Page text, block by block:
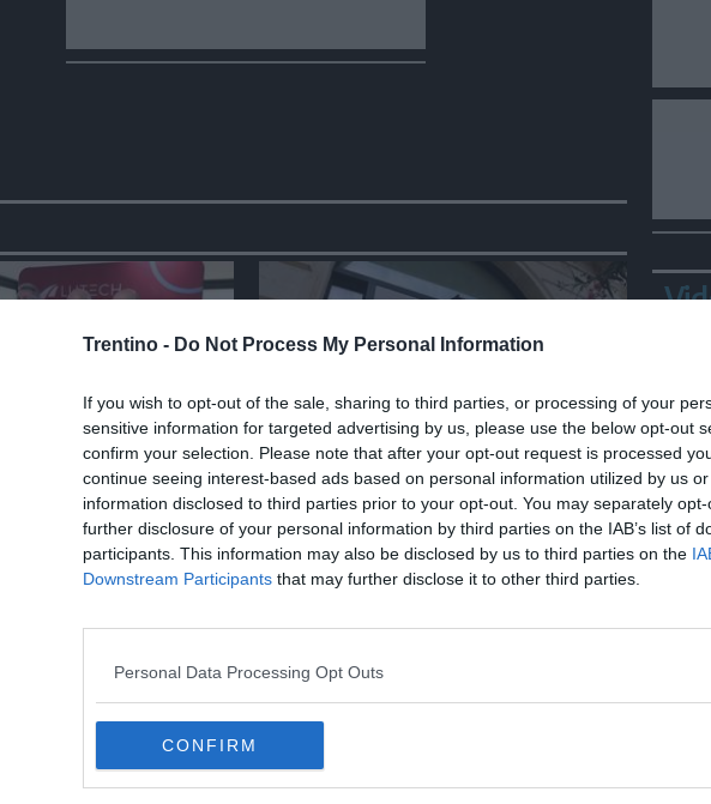
Trentino - Do Not Process My Personal Information
If you wish to opt-out of the sale, sharing to third parties, or processing of your
sensitive information for targeted advertising by us, please use the below opt-out
confirm your selection. Please note that after your opt-out request is processed
continue seeing interest-based ads based on personal information utilized by us
information disclosed to third parties prior to your opt-out. You may separately
further disclosure of your personal information by third parties on the IAB’s list of
participants. This information may also be disclosed by us to third parties on the
Downstream Participants that may further disclose it to other third parties.
Personal Data Processing Opt Outs
CONFIRM
a Napoli il nuovo
Hub
ECONOMIA
Simest inaugura la sede di Bari,
"più sostegno alle imprese del
Sud"